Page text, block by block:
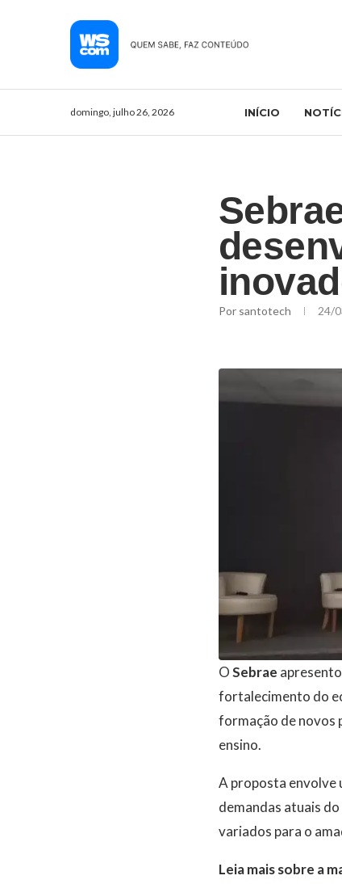
domingo, julho 26, 2026 INÍCIO
Por santotech 24/
OSebrae
fortalecimento do
formação de novos
ensino.
A proposta envolve
demandas atuais
variados para o
Leia mais sobre a